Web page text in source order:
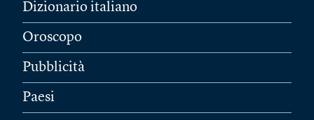
Dizionario italiano
Oroscopo
Pubblicità
Paesi